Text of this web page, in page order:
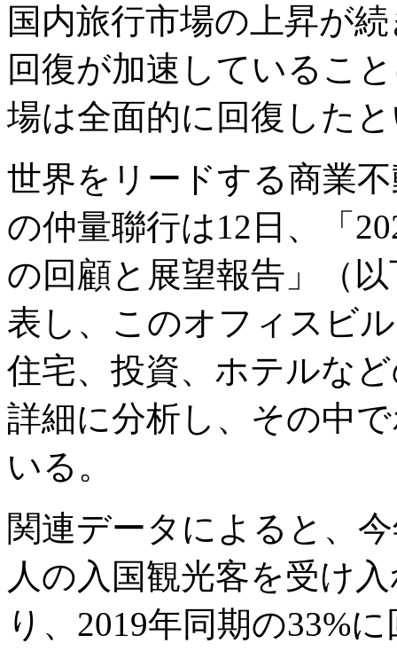
国内旅行市場の上昇が
回復が加速しているこ
場は全面的に回復した
世界をリードする商業
の仲量聯行は12日、「
の回顧と展望報告」（
表し、このオフィスビ
住宅、投資、ホテルな
詳細に分析し、その中
いる。
関連データによると、
人の入国観光客を受け
り、2019年同期の33%